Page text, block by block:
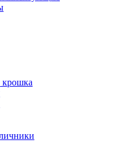
крошка